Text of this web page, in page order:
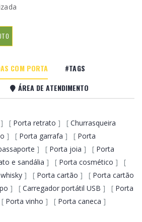
COM PORTA
#TAGS
ÁREA DE ATENDIMENTO
] [ Porta retrato ] [ Churrasqueira
] [ Porta garrafa ] [ Porta
] [ Porta joia ] [ Porta
e sandália ] [ Porta cosmético ] [
] [ Porta cartão ] [ Porta cartão
] [ Carregador portátil USB ] [ Porta
Porta vinho ] [ Porta caneca ]